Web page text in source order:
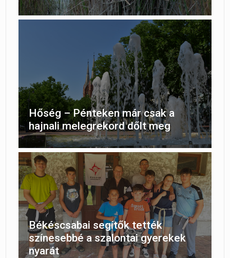
Hőség – Pénteken már csak a
hajnali melegrekord dőlt meg
Békéscsabai segítők tették
színesebbé a szalontai gyerekek
nyarát